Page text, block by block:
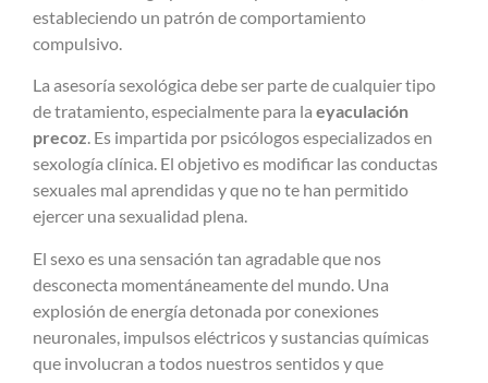
estableciendo un patrón de comportamiento
compulsivo.
La asesoría sexológica debe ser parte de cualquier tipo
de tratamiento, especialmente para la eyaculación
precoz. Es impartida por psicólogos especializados en
sexología clínica. El objetivo es modificar las conductas
sexuales mal aprendidas y que no te han permitido
ejercer una sexualidad plena.
El sexo es una sensación tan agradable que nos
desconecta momentáneamente del mundo. Una
explosión de energía detonada por conexiones
neuronales, impulsos eléctricos y sustancias químicas
que involucran a todos nuestros sentidos y que